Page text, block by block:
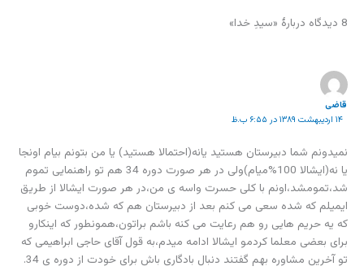
8 دیدگاه دربارهٔ «سیدِ خدا»
قاضی
۱۴ اردیبهشت ۱۳۸۹ در ۶:۵۵ ب.ظ
نمیدونم شما دبیرستان هستید یانه(احتمالا هستید) یا من بتونم بیام اونجا
یا نه(ایشالا 100%میام)ولی در هر صورت دوره 34 هم تو راهنمایی تموم
شد،تمومشد،اونم با کلی حسرت واسه ی من،در هر صورت ایشالا از طریق
ایمیلم که شده سعی می کنم بعد از دبیرستان هم که شده،دوست خوبی
که یه حریم هایی رو هم رعایت می کنه باشم براتون،همونطور که اینکارو
برای بعضی معلما کردمو ایشالا ادامه میدم،به قول آقای حاجی ابراهیمی که
تو آخرین مشاوره بهم گفتند دنبال بادگاری باش برای خودت از دوره ی 34.